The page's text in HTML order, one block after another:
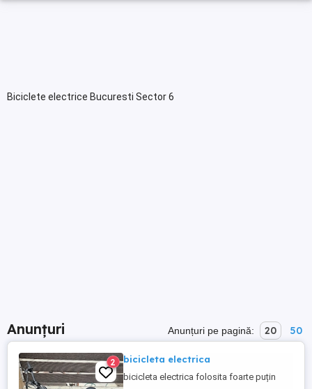
Biciclete electrice Bucuresti Sector 6
Anunțuri Anunțuri pe pagină: 20 50
2 bicicleta electrica
bicicleta electrica folosita foarte puțin